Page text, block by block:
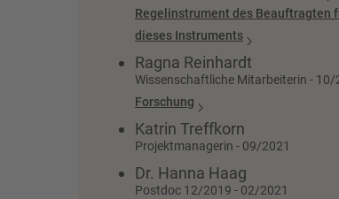
Regelinstrument des Beauftragten
dieses Instruments
Ragna Reinhardt
Wissenschaftliche Mitarbeiterin -
Forschung
Katrin Treffkorn
Projektmanagerin - 09/2021
Dr. Hanna Haag
Postdoc 12/2019 - 02/2021